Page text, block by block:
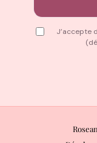
J’accepte